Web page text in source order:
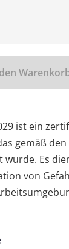
ist ein
gemäß
wurde. Es
von